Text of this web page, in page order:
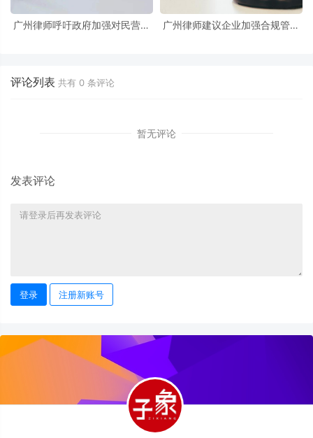
广州律师呼吁政府加强对民营企
广州律师建议企业加强合规管理
评论列表 共有 0 条评论
暂无评论
发表评论
登录 注册新账号